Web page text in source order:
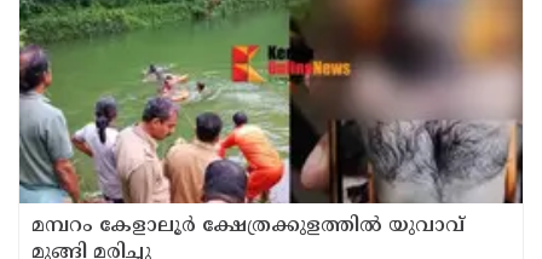
മമ്പറം കേളാലൂർ ക്ഷേത്രക്കുളത്തിൽ യുവാവ്
മുങ്ങി മരിച്ചു